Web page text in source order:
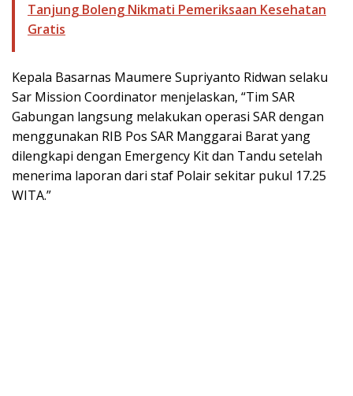
Tanjung Boleng Nikmati Pemeriksaan Kesehatan
Gratis
Kepala Basarnas Maumere Supriyanto Ridwan selaku
Sar Mission Coordinator menjelaskan, “Tim SAR
Gabungan langsung melakukan operasi SAR dengan
menggunakan RIB Pos SAR Manggarai Barat yang
dilengkapi dengan Emergency Kit dan Tandu setelah
menerima laporan dari staf Polair sekitar pukul 17.25
WITA.”